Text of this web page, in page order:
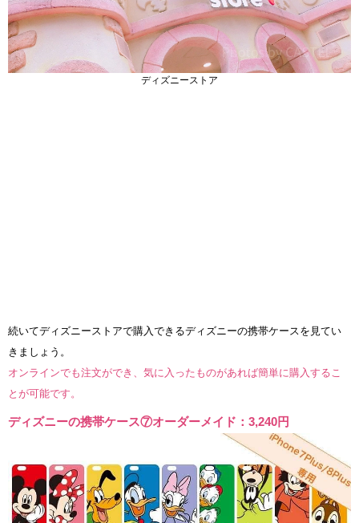
ディズニーストア
続いてディズニーストアで購入できるディズニーの携帯ケースを見てい
きましょう。
オンラインでも注文ができ、気に入ったものがあれば簡単に購入するこ
とが可能です。
ディズニーの携帯ケース⑦オーダーメイド：3,240円